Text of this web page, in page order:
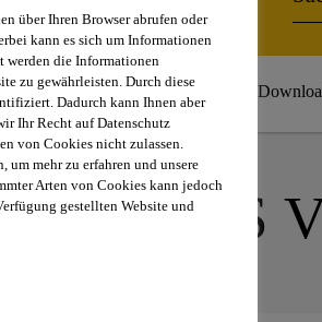
Service Events
über Ihren Browser abrufen oder
kann es sich um Informationen
werden die Informationen
zu gewährleisten. Durch diese
Dadurch kann Ihnen aber
Ihr Recht auf Datenschutz
von Cookies nicht zulassen.
mehr zu erfahren und unsere
Arten von Cookies kann jedoch
gestellten Website und